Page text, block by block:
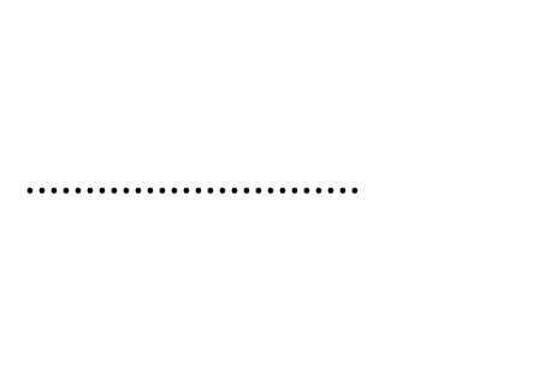
............................